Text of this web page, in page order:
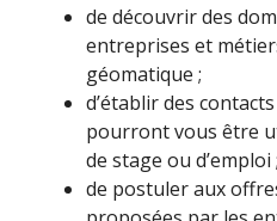
de découvrir des
entreprises et
géomatique ;
d’établir des
pourront vous être
de stage ou d’emploi ;
de postuler aux